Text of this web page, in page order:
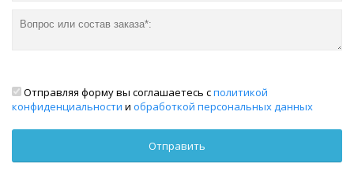
Отправляя форму вы соглашаетесь сполитикой
конфиденциальности и обработкой персональных данных